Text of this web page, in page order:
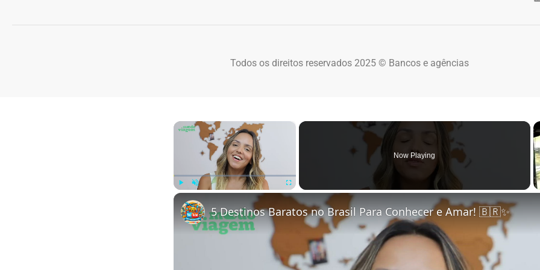
Todos os direitos reservados 2025 © Bancos e agências
×
Fullscreen
Now Playing
5 Destinos Baratos no Brasil Para Conhecer e Amar! 🇧🇷✨